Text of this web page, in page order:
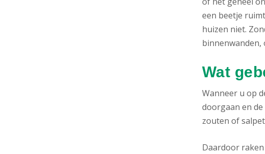
een beetje
huizen niet.
binnenwanden,
Wat
Wanneer u op
doorgaan en
zouten of
Daardoor